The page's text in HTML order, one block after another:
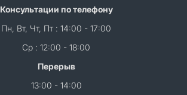
Консультации по телефону
Пн, Вт, Чт, Пт : 14:00 - 17:00
Ср : 12:00 - 18:00
Перерыв
13:00 - 14:00